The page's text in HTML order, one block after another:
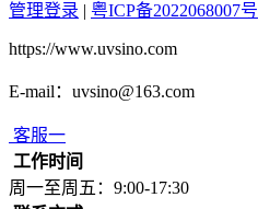
管理登录 | 粤ICP备2022068007号
https://www.uvsino.com
E-mail：uvsino@163.com
客服一
工作时间
周一至周五：9:00-17:30